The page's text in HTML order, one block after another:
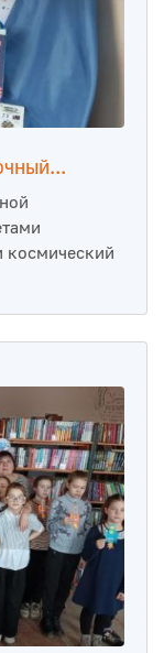
космический